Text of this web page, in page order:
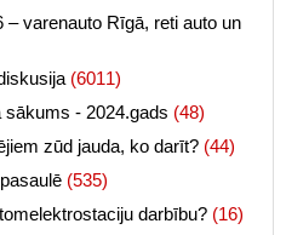
varenauto Rīgā, reti auto un
(6011)
- 2024.gads (48)
zūd jauda, ko darīt? (44)
(535)
darbību? (16)